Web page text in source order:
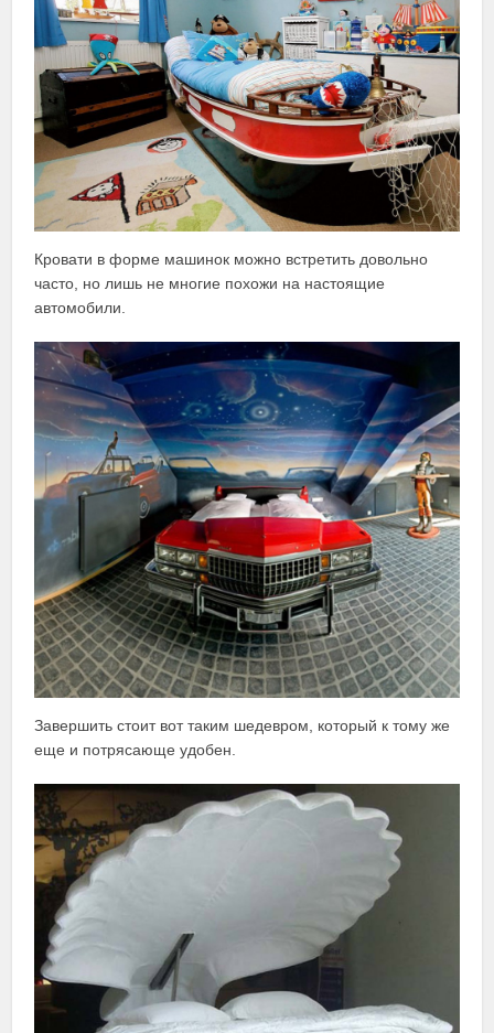
Кровати в форме машинок можно встретить довольно
часто, но лишь не многие похожи на настоящие
автомобили.
Завершить стоит вот таким шедевром, который к тому же
еще и потрясающе удобен.